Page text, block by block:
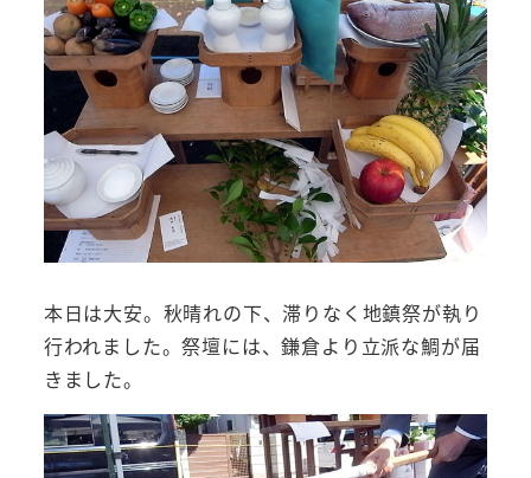
本日は大安。秋晴れの下、滞りなく地鎮祭が執り
行われました。祭壇には、鎌倉より立派な鯛が届
きました。